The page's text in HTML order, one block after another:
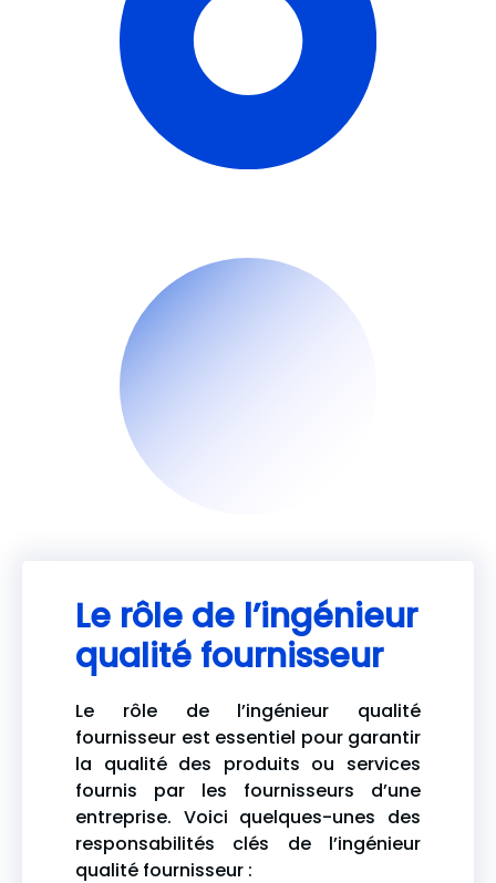
Le rôle de l’ingénieur
qualité fournisseur
Le rôle de l’ingénieur qualité
fournisseur est essentiel pour garantir
la qualité des produits ou services
fournis par les fournisseurs d’une
entreprise. Voici quelques-unes des
responsabilités clés de l’ingénieur
qualité fournisseur :